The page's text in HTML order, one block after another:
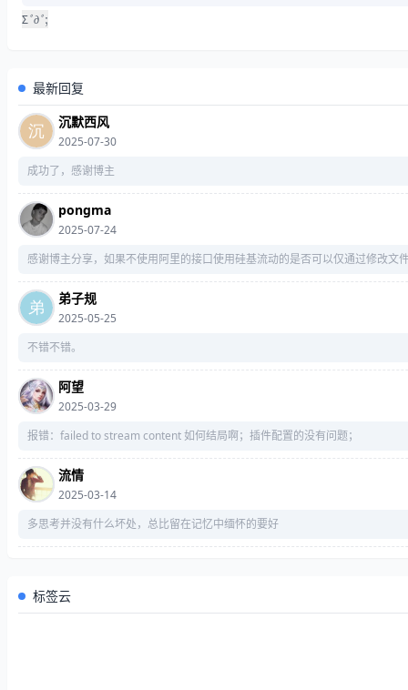
Σ
ﾟ дﾟ
最新回复
沉默西风
2025-07-30
成功了，感谢博主
pongma
2025-07-24
感谢博主分享，如果不使用阿里的接口使用硅基流动的是否可以仅通过修改文
弟子规
2025-05-25
不错不错。
阿望
2025-03-29
报错：failed to stream content 如何结局啊；插件配置的没有问题；
流情
2025-03-14
多思考并没有什么坏处，总比留在记忆中缅怀的要好
标签云